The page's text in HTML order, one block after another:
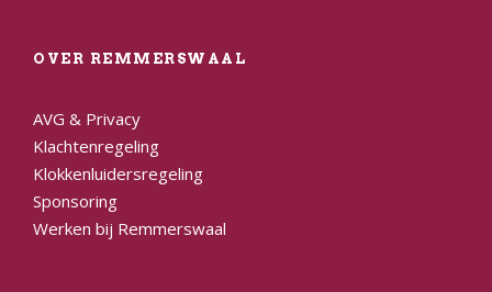
OVER REMMERSWAAL
AVG & Privacy
Klachtenregeling
Klokkenluidersregeling
Sponsoring
Werken bij Remmerswaal